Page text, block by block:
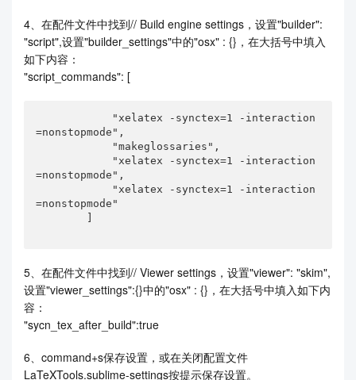
4、在配件文件中找到// Build engine settings，设置"builder":
"script",设置"builder_settings"中的"osx" : {}，在大括号中填入
如下内容：
"script_commands": [
=nonstopmode",
=nonstopmode",
=nonstopmode"
5、在配件文件中找到// Viewer settings，设置"viewer": "skim",
设置"viewer_settings":{}中的"osx" : {}，在大括号中填入如下内
容：
"sycn_tex_after_build":true
6、command+s保存设置，或在关闭配置文件
LaTeXTools.sublime-settings按提示保存设置。